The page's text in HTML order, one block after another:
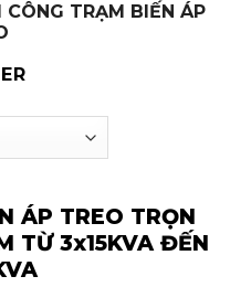
CÔNG TRẠM BIẾN ÁP
ÁP TREO TRỌN
TỪ 3x15KVA ĐẾN